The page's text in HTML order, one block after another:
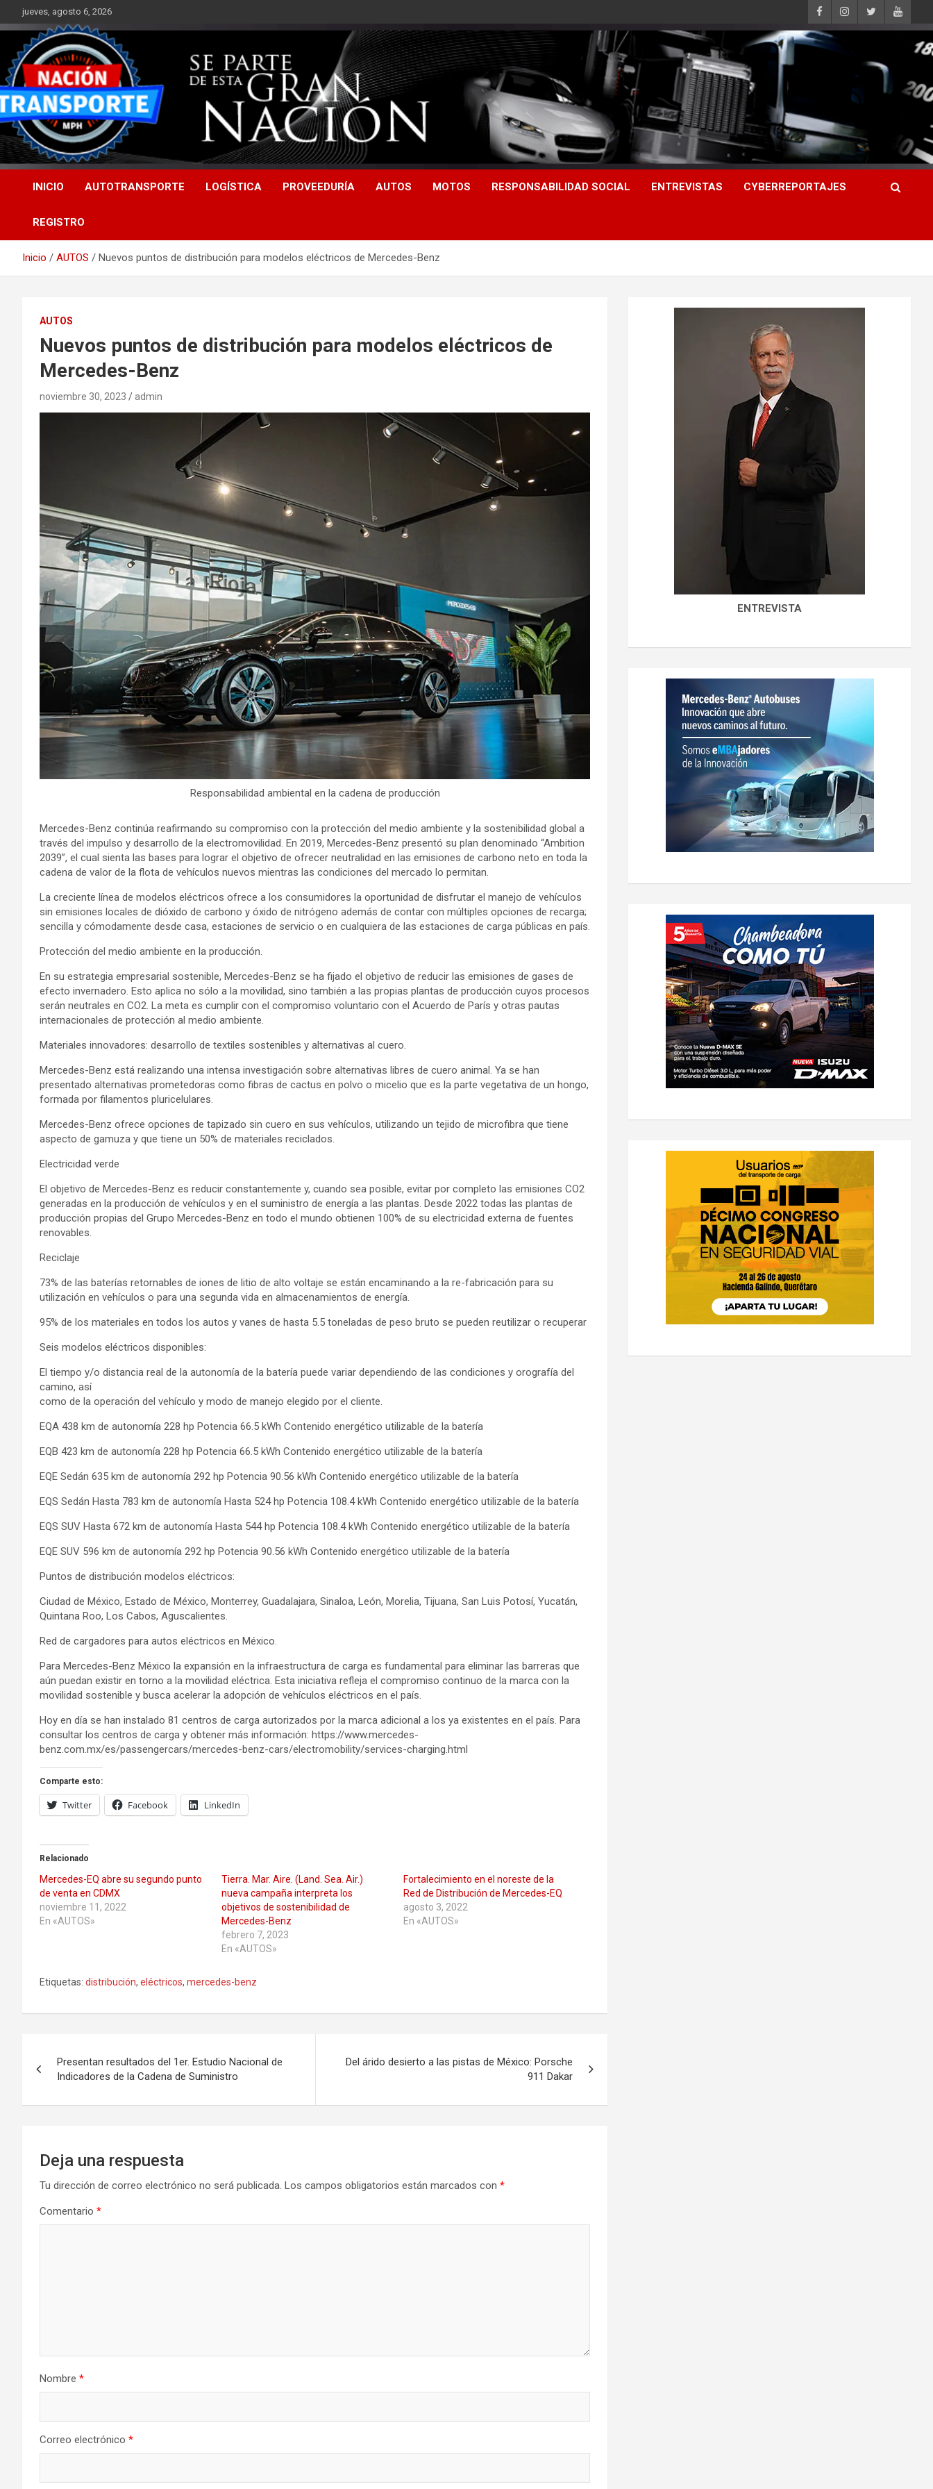
Saltar
al
contenido
jueves, agosto 6, 2026
INICIO AUTOTRANSPORTE LOGÍSTICA PROVEEDURÍA AUTOS MOTOS RESPONSABILIDAD SOCIAL ENTREVISTAS CYBERREPORTAJES
REGISTRO
Inicio AUTOS Nuevos puntos de distribución para modelos eléctricos de Mercedes-Benz
AUTOS
Nuevos puntos de distribución para modelos eléctricos de
Mercedes-Benz
noviembre 30, 2023 admin
Responsabilidad ambiental en la cadena de producción
Mercedes-Benz continúa reafirmando su compromiso con la protección del medio ambiente y la sostenibilidad global a
través del impulso y desarrollo de la electromovilidad. En 2019, Mercedes-Benz presentó su plan denominado “Ambition
2039”, el cual sienta las bases para lograr el objetivo de ofrecer neutralidad en las emisiones de carbono neto en toda la
cadena de valor de la flota de vehículos nuevos mientras las condiciones del mercado lo permitan.
La creciente línea de modelos eléctricos ofrece a los consumidores la oportunidad de disfrutar el manejo de vehículos
sin emisiones locales de dióxido de carbono y óxido de nitrógeno además de contar con múltiples opciones de recarga;
sencilla y cómodamente desde casa, estaciones de servicio o en cualquiera de las estaciones de carga públicas en país.
Protección del medio ambiente en la producción.
En su estrategia empresarial sostenible, Mercedes-Benz se ha fijado el objetivo de reducir las emisiones de gases de
efecto invernadero. Esto aplica no sólo a la movilidad, sino también a las propias plantas de producción cuyos procesos
serán neutrales en CO2. La meta es cumplir con el compromiso voluntario con el Acuerdo de París y otras pautas
internacionales de protección al medio ambiente.
Materiales innovadores: desarrollo de textiles sostenibles y alternativas al cuero.
Mercedes-Benz está realizando una intensa investigación sobre alternativas libres de cuero animal. Ya se han
presentado alternativas prometedoras como fibras de cactus en polvo o micelio que es la parte vegetativa de un hongo,
formada por filamentos pluricelulares.
Mercedes-Benz ofrece opciones de tapizado sin cuero en sus vehículos, utilizando un tejido de microfibra que tiene
aspecto de gamuza y que tiene un 50% de materiales reciclados.
Electricidad verde
El objetivo de Mercedes-Benz es reducir constantemente y, cuando sea posible, evitar por completo las emisiones CO2
generadas en la producción de vehículos y en el suministro de energía a las plantas. Desde 2022 todas las plantas de
producción propias del Grupo Mercedes-Benz en todo el mundo obtienen 100% de su electricidad externa de fuentes
renovables.
Reciclaje
73% de las baterías retornables de iones de litio de alto voltaje se están encaminando a la re-fabricación para su
utilización en vehículos o para una segunda vida en almacenamientos de energía.
95% de los materiales en todos los autos y vanes de hasta 5.5 toneladas de peso bruto se pueden reutilizar o recuperar
Seis modelos eléctricos disponibles:
El tiempo y/o distancia real de la autonomía de la batería puede variar dependiendo de las condiciones y orografía del
camino, así
como de la operación del vehículo y modo de manejo elegido por el cliente.
EQA 438 km de autonomía 228 hp Potencia 66.5 kWh Contenido energético utilizable de la batería
EQB 423 km de autonomía 228 hp Potencia 66.5 kWh Contenido energético utilizable de la batería
EQE Sedán 635 km de autonomía 292 hp Potencia 90.56 kWh Contenido energético utilizable de la batería
EQS Sedán Hasta 783 km de autonomía Hasta 524 hp Potencia 108.4 kWh Contenido energético utilizable de la batería
EQS SUV Hasta 672 km de autonomía Hasta 544 hp Potencia 108.4 kWh Contenido energético utilizable de la batería
EQE SUV 596 km de autonomía 292 hp Potencia 90.56 kWh Contenido energético utilizable de la batería
Puntos de distribución modelos eléctricos:
Ciudad de México, Estado de México, Monterrey, Guadalajara, Sinaloa, León, Morelia, Tijuana, San Luis Potosí, Yucatán,
Quintana Roo, Los Cabos, Aguscalientes.
Red de cargadores para autos eléctricos en México.
Para Mercedes-Benz México la expansión en la infraestructura de carga es fundamental para eliminar las barreras que
aún puedan existir en torno a la movilidad eléctrica. Esta iniciativa refleja el compromiso continuo de la marca con la
movilidad sostenible y busca acelerar la adopción de vehículos eléctricos en el país.
Hoy en día se han instalado 81 centros de carga autorizados por la marca adicional a los ya existentes en el país. Para
consultar los centros de carga y obtener más información: https://www.mercedes-
benz.com.mx/es/passengercars/mercedes-benz-cars/electromobility/services-charging.html
Comparte esto:
Twitter Facebook LinkedIn
Relacionado
Mercedes-EQ abre su segundo punto
de venta en CDMX
noviembre 11, 2022
En «AUTOS»
Tierra. Mar. Aire. (Land. Sea. Air.)
nueva campaña interpreta los
objetivos de sostenibilidad de
Mercedes-Benz
febrero 7, 2023
En «AUTOS»
Fortalecimiento en el noreste de la
Red de Distribución de Mercedes-EQ
agosto 3, 2022
En «AUTOS»
Etiquetas: distribución, eléctricos, mercedes-benz
de
entradas
Presentan resultados del 1er. Estudio Nacional de
Indicadores de la Cadena de Suministro
Del árido desierto a las pistas de México: Porsche
911 Dakar
Deja una respuesta
Tu dirección de correo electrónico no será publicada. Los campos obligatorios están marcados con *
Comentario *
Nombre *
Correo electrónico *
ENTREVISTA